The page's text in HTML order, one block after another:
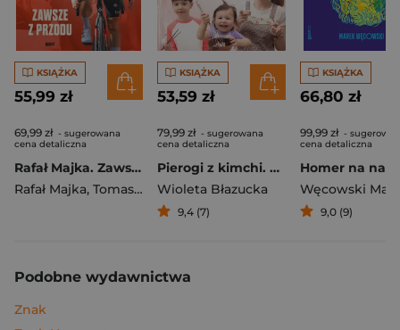
KSIĄŻKA
55,99 zł
69,99 zł - sugerowana
cena detaliczna
Rafał Majka. Zawsze z przodu. Rozmawia Tomasz Kalemba - książka z autografem
Rafał Majka, Tomasz Kalemba
KSIĄŻKA
53,59 zł
79,99 zł - sugerowana
cena detaliczna
Pierogi z kimchi. Moje ulubione azjatyckie przepisy
Wioleta Błazucka
9,4 (7)
KSIĄŻKA
66,80 zł
99,99 zł -
cena detaliczna
Węcowski
9,0 (9)
Podobne wydawnictwa
Znak